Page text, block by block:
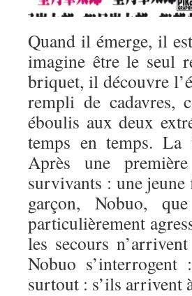
Quand il émerge, il
imagine être le seul
briquet, il découvre
rempli de cadavres,
éboulis aux deux
temps en temps. La
Après une
survivants : une
garçon, Nobuo,
particulièrement
les secours
Nobuo
surtout : s’ils arrivent